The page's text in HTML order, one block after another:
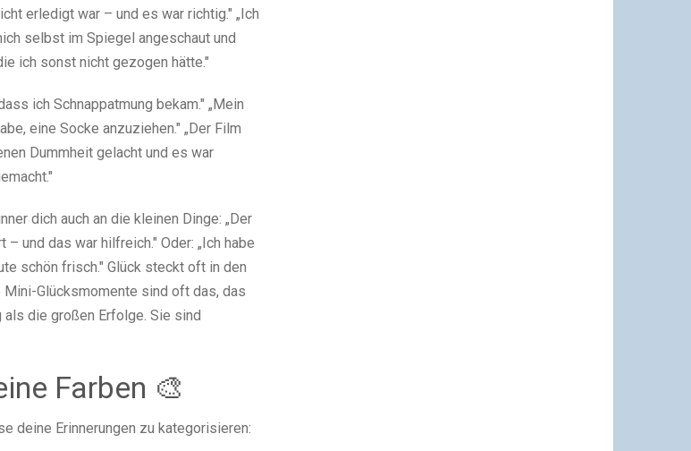
erledigt war – und es war richtig." „Ich
selbst im Spiegel angeschaut und
ich sonst nicht gezogen hätte."
ich Schnappatmung bekam." „Mein
eine Socke anzuziehen." „Der Film
Dummheit gelacht und es war
dich auch an die kleinen Dinge: „Der
und das war hilfreich." Oder: „Ich habe
schön frisch." Glück steckt oft in den
Glücksmomente sind oft das, das
die großen Erfolge. Sie sind
Farben 🎨
deine Erinnerungen zu kategorisieren: